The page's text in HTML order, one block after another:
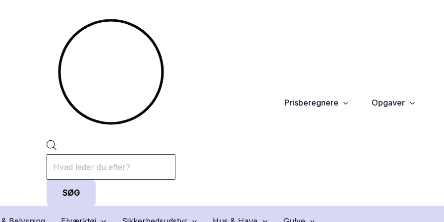
SØG
Prisberegnere Opgaver